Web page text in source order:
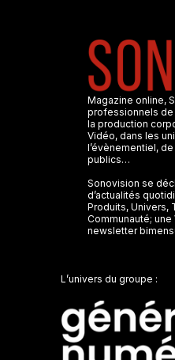
Magazine online,
professionnels de
la production
Vidéo, dans les
l’évènementiel,
publics…
Sonovision se
d’actualités
Produits, Univers,
Communauté;
newsletter
L’univers du groupe :